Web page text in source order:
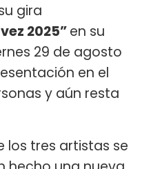
gira
2025”en su
29 de agosto
en el
y aún resta
los tres artistas se